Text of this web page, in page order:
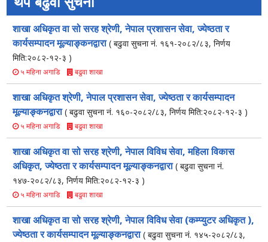
शाखा अधिकृत वा सो सरह श्रेणी, नेपाल प्रशासन सेवा, ज्येष्ठता र
कार्यसम्पादन मूल्याङ्कनद्वारा( बढुवा सुचना नं. १६१-२०८२/८३, निर्णय
मिति:२०८२-१२-३ )
५ महिना अगाडि बढुवा शाखा
शाखा अधिकृत श्रेणी, नेपाल प्रशासन सेवा, ज्येष्ठता र कार्यसम्पादन
मूल्याङ्कनद्वारा( बढुवा सुचना नं. १६०-२०८२/८३, निर्णय मिति:२०८२-१२-३ )
५ महिना अगाडि बढुवा शाखा
शाखा अधिकृत वा सो सरह श्रेणी, नेपाल विविध सेवा, महिला विकास
अधिकृत, ज्येष्ठता र कार्यसम्पादन मूल्याङ्कनद्वारा( बढुवा सुचना नं.
१४७-२०८२/८३, निर्णय मिति:२०८२-१२-३ )
५ महिना अगाडि बढुवा शाखा
शाखा अधिकृत वा सो सरह श्रेणी, नेपाल विविध सेवा (कम्प्युटर अधिकृत ),
ज्येष्ठता र कार्यसम्पादन मूल्याङ्कनद्वारा( बढुवा सुचना नं. १४५-२०८२/८३,